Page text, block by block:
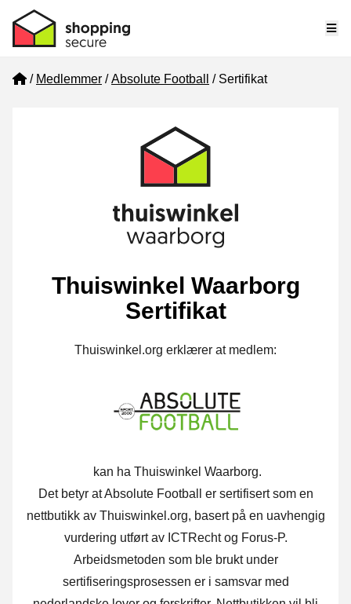
Home
Medlemmer Absolute Football Sertifikat
Thuiswinkel Waarborg
Sertifikat
Thuiswinkel.org erklærer at medlem:
kan ha Thuiswinkel Waarborg.
Det betyr at Absolute Football er sertifisert som en
nettbutikk av Thuiswinkel.org, basert på en uavhengig
vurdering utført av ICTRecht og Forus-P.
Arbeidsmetoden som ble brukt under
sertifiseringsprosessen er i samsvar med